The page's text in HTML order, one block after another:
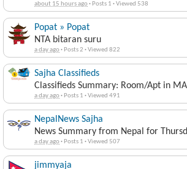
about 15 hours ago· Posts 1 ·Viewed 538
Popat » Popat
NTA bitaran suru
a day ago· Posts 2 ·Viewed 822
Sajha Classifieds
Classifieds Summary: Room/Apt in
a day ago· Posts 1 ·Viewed 491
NepalNews Sajha
News Summary from Nepal for
a day ago· Posts 1 ·Viewed 507
jimmyaja